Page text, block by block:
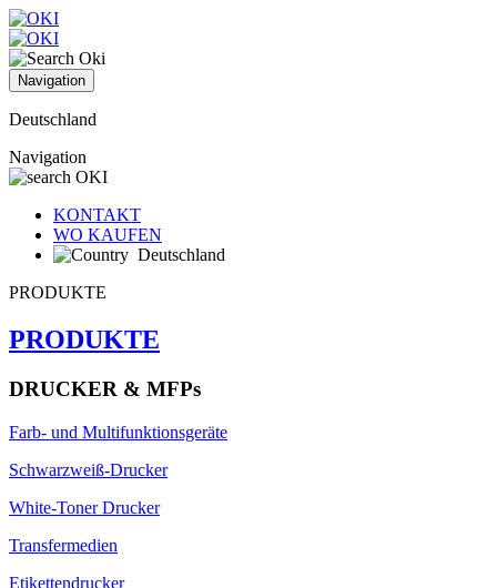
Navigation
Deutschland
Navigation
KONTAKT
WO KAUFEN
Deutschland
PRODUKTE
PRODUKTE
DRUCKER & MFPs
Farb- und Multifunktionsgeräte
Schwarzweiß-Drucker
White-Toner Drucker
Transfermedien
Etikettendrucker